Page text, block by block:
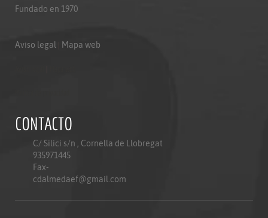
Fundado en 1970
Aviso legal Mapa web
CONTACTO
C/ Silici s/n , Cornella de Llobregat
935971445
Fax-
cdalmedaef@gmail.com